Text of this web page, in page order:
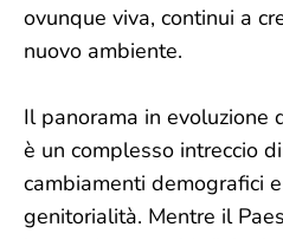
ovunque viva, continui a
nuovo ambiente.
Il panorama in evoluzione
è un complesso intreccio
cambiamenti demografici
genitorialità. Mentre il